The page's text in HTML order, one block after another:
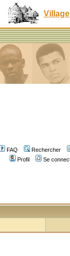
Village
FAQ
Rechercher
Profil
Se